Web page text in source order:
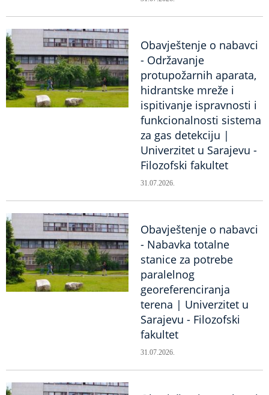
Obavještenje o nabavci
- Održavanje
protupožarnih aparata,
hidrantske mreže i
ispitivanje ispravnosti i
funkcionalnosti sistema
za gas detekciju |
Univerzitet u Sarajevu -
Filozofski fakultet
31.07.2026.
Obavještenje o nabavci
- Nabavka totalne
stanice za potrebe
paralelnog
georeferenciranja
terena | Univerzitet u
Sarajevu - Filozofski
fakultet
31.07.2026.